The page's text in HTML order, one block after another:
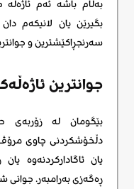
بەڵام باشە ئەم
بگیرێن یان لانیکەم
سەرنجڕاکێشترین و
جوانترین
بێگومان لە زۆربەی
دڵخۆشکردنی چاوی مرۆڤ
یان ئاگادارکردنەوە
ڕەگەزی بەرامبەر.